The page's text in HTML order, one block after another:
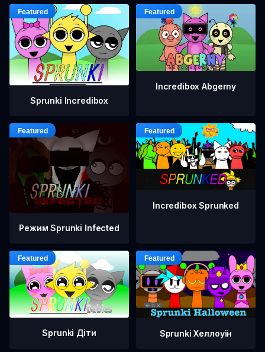
Sprunki Incredibox
Incredibox Abgerny
Режим Sprunki Infected
Incredibox Sprunked
Sprunki Діти Sprunki Хеллоуїн